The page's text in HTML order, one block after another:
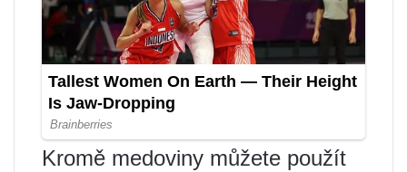
Kromě medoviny můžete použít